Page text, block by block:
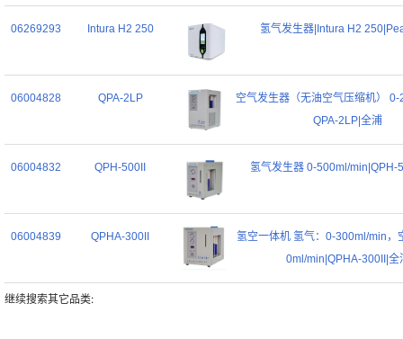
06269293 Intura H2 250 氢气发生器|Intura H2
06004828 QPA-2LP
空气发生器（无油空气压缩机）
QPA-2LP|全浦
06004832 QPH-500II 氢气发生器 0-500ml/min|QPH-
06004839 QPHA-300II
氢空一体机 氢气：0-300ml/min，
0ml/min|QPHA-300II|全
继续搜索其它品类: